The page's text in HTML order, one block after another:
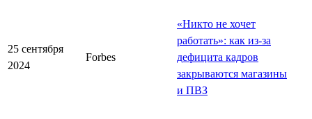
25 сентября
2024
Forbes
«Никто не хочет
работать»: как из-за
дефицита кадров
закрываются магазины
и ПВЗ